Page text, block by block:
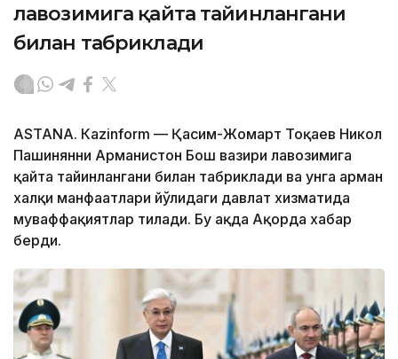
лавозимига қайта тайинлангани
билан табриклади
ASTANА. Кazinform — Қасим-Жомарт Тоқаев Никол
Пашинянни Арманистон Бош вазири лавозимига
қайта тайинлангани билан табриклади ва унга арман
халқи манфаатлари йўлидаги давлат хизматида
муваффақиятлар тилади. Бу ҳақда Ақорда хабар
берди.